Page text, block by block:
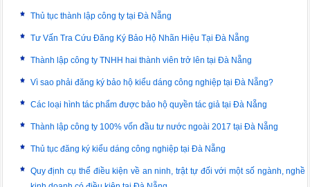
Thủ tục thành lập công ty tại Đà Nẵng
Tư Vấn Tra Cứu Đăng Ký Bảo Hộ Nhãn Hiệu Tại Đà Nẵng
Thành lập công ty TNHH hai thành viên trở lên tại Đà Nẵng
Vì sao phải đăng ký bảo hộ kiểu dáng công nghiệp tại Đà Nẵng?
Các loại hình tác phẩm được bảo hộ quyền tác giả tại Đà Nẵng
Thành lập công ty 100% vốn đầu tư nước ngoài 2017 tại Đà Nẵng
Thủ tục đăng ký kiểu dáng công nghiệp tại Đà Nẵng
Quy định cụ thể điều kiện về an ninh, trật tự đối với một số ngành, nghề